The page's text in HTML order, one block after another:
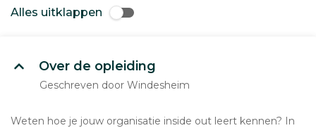
Alles uitklappen
Over de opleiding
Geschreven door Windesheim
Weten hoe je jouw organisatie inside out leert kennen? In